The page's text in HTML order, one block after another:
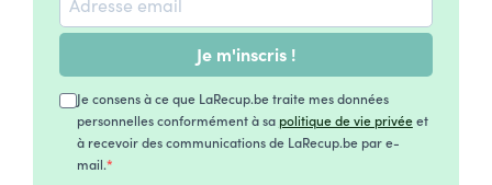
Je m'inscris !
Je consens à ce que LaRecup.be traite mes données
personnelles conformément à sapolitique de vie privéeet
à recevoir des communications de LaRecup.be par e-
mail.